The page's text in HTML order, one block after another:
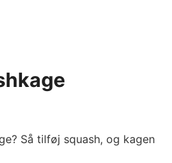
Så tilføj squash, og kagen